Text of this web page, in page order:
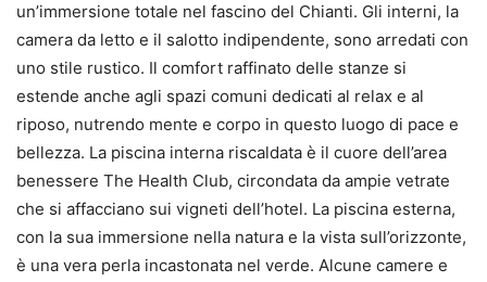
un’immersione totale nel fascino del Chianti. Gli interni, la
camera da letto e il salotto indipendente, sono arredati con
uno stile rustico. Il comfort raffinato delle stanze si
estende anche agli spazi comuni dedicati al relax e al
riposo, nutrendo mente e corpo in questo luogo di pace e
bellezza. La piscina interna riscaldata è il cuore dell’area
benessere The Health Club, circondata da ampie vetrate
che si affacciano sui vigneti dell’hotel. La piscina esterna,
con la sua immersione nella natura e la vista sull’orizzonte,
è una vera perla incastonata nel verde. Alcune camere e